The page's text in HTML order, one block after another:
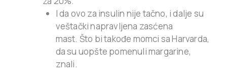
I da ovo za insulin nije tačno, i dalje su
veštački napravljena zasćena
mast. Što bi takođe momci sa Harvarda,
da su uopšte pomenuli margarine,
znali.